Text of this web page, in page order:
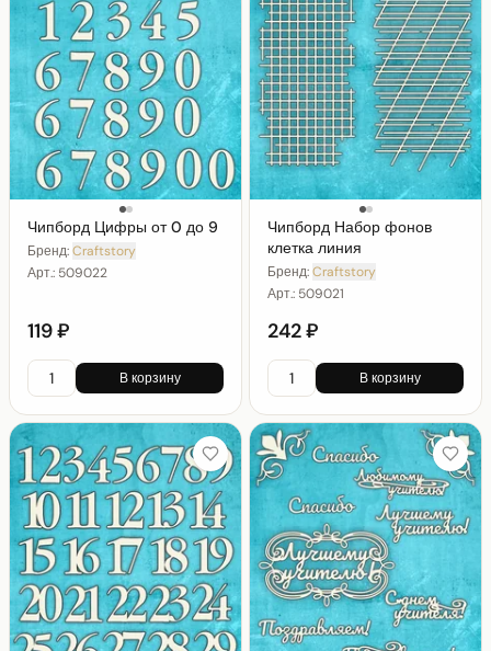
Чипборд Цифры от 0 до 9
Бренд:Craftstory
Арт.: 509022
119 ₽
В корзину
Чипборд Набор фонов
клетка линия
Бренд:Craftstory
Арт.: 509021
242 ₽
В корзину